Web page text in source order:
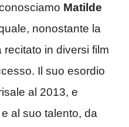
Matilde
nonostante la
in diversi film
Il suo esordio
al 2013, e
al suo talento, da